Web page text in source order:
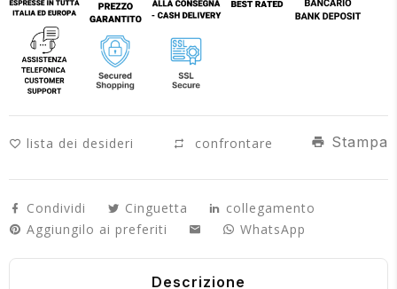
lista dei desideri confrontare Stampa
Condividi Cinguetta
collegamento
Aggiungilo ai preferiti
WhatsApp
Descrizione